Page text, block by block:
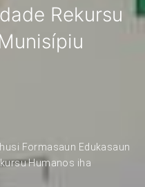
Rekursu
Formasaun Edukasaun
Humanos iha